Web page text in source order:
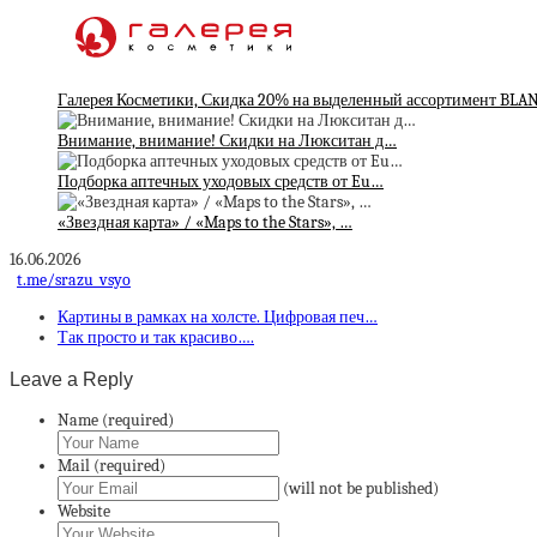
Галерея Косметики, Скидка 20% на выделенный ассортимент
Внимание, внимание! Скидки на Люкситан д…
Подборка аптечных уходовых средств от Eu…
«Звездная карта» / «Maps to the Stars», …
16.06.2026
t.me/srazu_vsyo
Картины в рамках на холсте. Цифровая печ…
Так просто и так красиво….
Leave a Reply
Name (required)
Mail (required)
(will not be published)
Website